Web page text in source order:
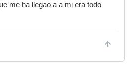
me ha llegao a a mi era todo